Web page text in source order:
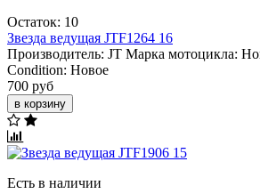
Остаток: 10
Звезда ведущая JTF1264 16
Производитель: JT Марка мотоцикла:
Condition: Новое
700 руб
в корзину
Есть в наличии